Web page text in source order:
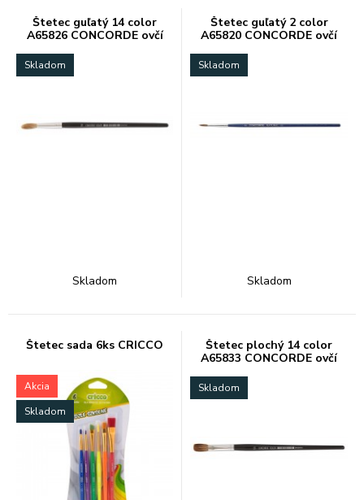
Štetec guľatý 14 color
A65826 CONCORDE ovčí
Skladom
Skladom
Štetec guľatý 2 color
A65820 CONCORDE ovčí
Skladom
Skladom
Štetec sada 6ks CRICCO
Akcia
Skladom
Štetec plochý 14 color
A65833 CONCORDE ovčí
Skladom